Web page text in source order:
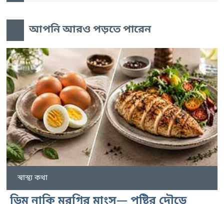
আপনি আরও পড়তে পারেন
স্বাস্থ্য কথা
ডিম নাকি মুরগির মাংস— পুষ্টির দৌড়ে